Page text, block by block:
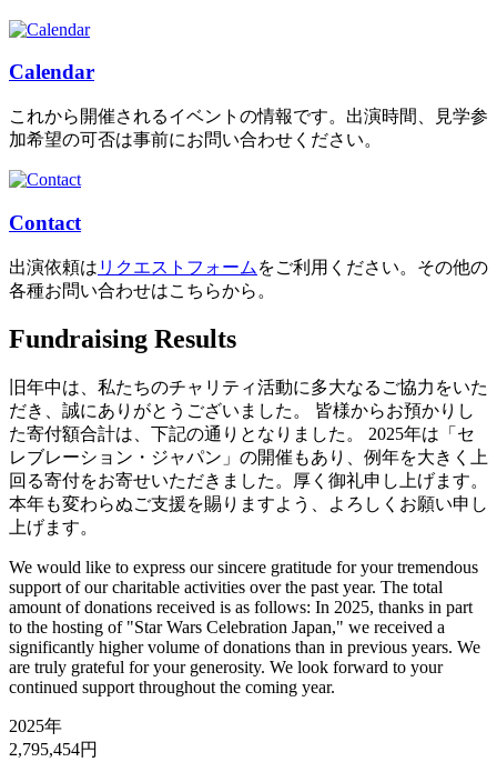
Calendar
これから開催されるイベントの情報です。出演時間、見学参
加希望の可否は事前にお問い合わせください。
Contact
出演依頼は リクエストフォーム をご利用ください。その他の
各種お問い合わせはこちらから。
Fundraising Results
旧年中は、私たちのチャリティ活動に多大なるご協力をいた
だき、誠にありがとうございました。 皆様からお預かりし
た寄付額合計は、下記の通りとなりました。 2025年は「セ
レブレーション・ジャパン」の開催もあり、例年を大きく上
回る寄付をお寄せいただきました。厚く御礼申し上げます。
本年も変わらぬご支援を賜りますよう、よろしくお願い申し
上げます。
We would like to express our sincere gratitude for your tremendous
support of our charitable activities over the past year. The total
amount of donations received is as follows: In 2025, thanks in part
to the hosting of "Star Wars Celebration Japan," we received a
significantly higher volume of donations than in previous years. We
are truly grateful for your generosity. We look forward to your
continued support throughout the coming year.
2025年
2,795,454円